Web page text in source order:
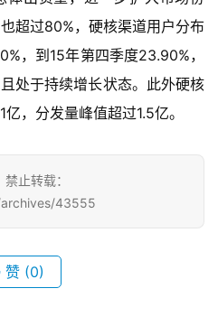
超过80%，硬核渠道用户分布
，到15年第四季度23.90%，
处于持续增长状态。此外硬核
，分发量峰值超过1.5亿。
止转载：
43555
赞 (0)